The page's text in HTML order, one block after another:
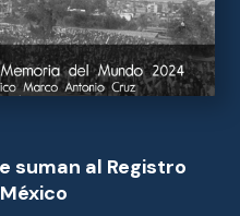
suman al Registro